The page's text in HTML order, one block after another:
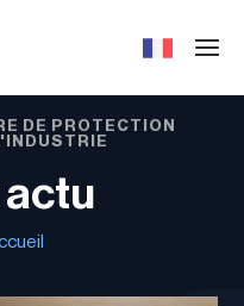
DE PROTECTION
actu